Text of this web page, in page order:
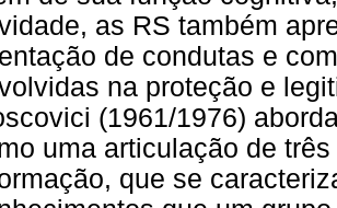
as RS também
de condutas e
na proteção e
(1961/1976)
uma articulação de
que se